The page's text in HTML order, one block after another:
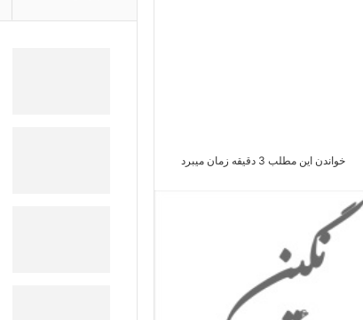
خواندن این مطلب 3 دقیقه زمان میبرد